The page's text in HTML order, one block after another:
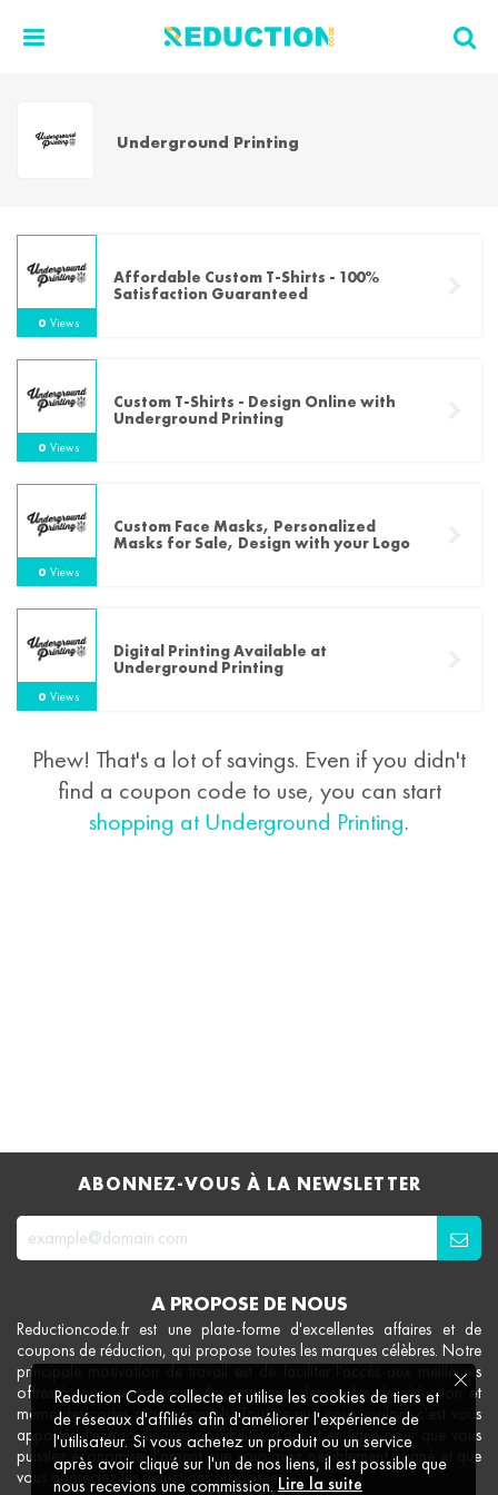
Underground Printing
Affordable Custom T-Shirts - 100%
Satisfaction Guaranteed
0 Views
Custom T-Shirts - Design Online with
Underground Printing
0 Views
Custom Face Masks, Personalized
Masks for Sale, Design with your Logo
0 Views
Digital Printing Available at
Underground Printing
0 Views
Phew! That's a lot of savings. Even if you didn't
find a coupon code to use, you can start
shopping at Underground Printing.
ABONNEZ-VOUS À LA NEWSLETTER
A PROPOSE DE NOUS
Reductioncode.fr est une plate-forme d'excellentes affaires et de
coupons de réduction, qui propose toutes les marques célèbres. Notre
principale motivation de travail est de faciliter l'accès aux meilleures
offres à tous, comprenant des coupons, des codes de réduction et
même des codes promotionnels. Tout ce que nous voulons c'est vous
apporter d'extraordinaires possibilités d'achat en ligne pour que vous
puissiez économiser l'argent que vous avez péniblement gagné et que
vous appréciez les réductions proposées.
Reduction Code collecte et utilise les cookies de tiers et
de réseaux d'affiliés afin d'améliorer l'expérience de
l'utilisateur. Si vous achetez un produit ou un service
après avoir cliqué sur l'un de nos liens, il est possible que
nous recevions une commission. Lire la suite